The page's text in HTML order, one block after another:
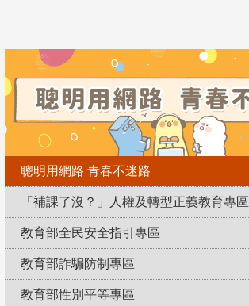
聰明用網路 青春不迷路
「補課了沒？」人權及轉型正義教育專區
教育部全民安全指引專區
教育部詐騙防制專區
教育部性別平等專區